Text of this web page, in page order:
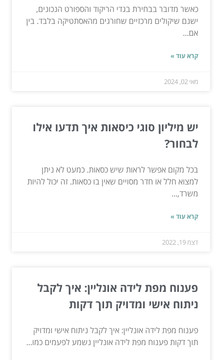
כאשר מדובר בבחירת בגדי הריקוד והספורט הנכונים,
ישנם שיקולים מרכזיים שחורגים מהאסתטיקה בלבד. בין
אם...
קרא עוד »
מאי 02, 2024
יש מיליון סוגי כיסאות איך תדעו אילו
לבחור?
בכל מקום אפשר לראות שיש כסאות. כמעט לא ניתן
למצוא חלל או חדר מסויים שאין בו כסאות. זה יכול להיות
משרד,...
קרא עוד »
דצמ 19, 2022
פענוח מפת לידה אונליין: איך לקבל
ניתוח אישי ומדויק תוך דקות
פענוח מפת לידה אונליין: איך לקבל ניתוח אישי ומדויק
תוך דקות פענוח מפת לידה אונליין נשמע לפעמים כמו...